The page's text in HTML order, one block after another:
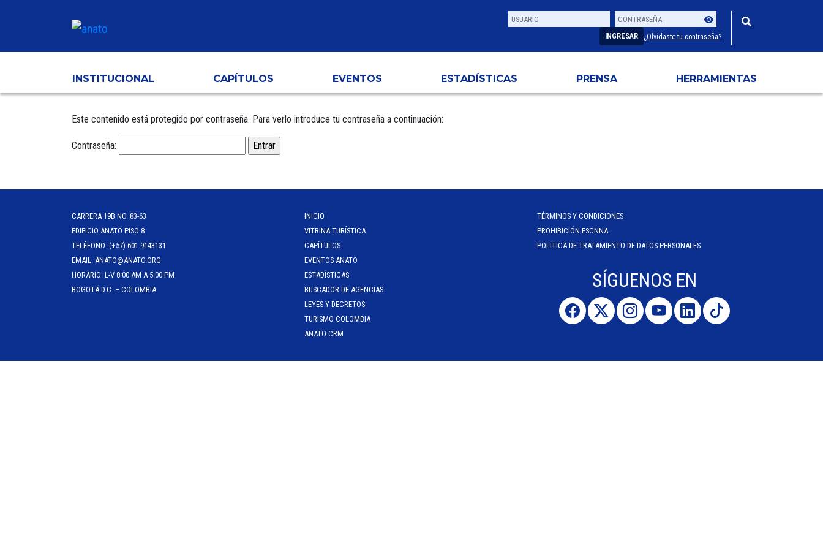
Usuario
Contraseña
INGRESAR ¿Olvidaste tu contraseña?
INSTITUCIONAL CAPÍTULOS EVENTOS ESTADÍSTICAS PRENSA HERRAMIENTAS
Este contenido está protegido por contraseña. Para verlo introduce tu contraseña a continuación:
Contraseña:
CARRERA 19B NO. 83-63
EDIFICIO ANATO PISO 8
TELÉFONO: (+57) 601 9143131
EMAIL: ANATO@ANATO.ORG
HORARIO: L-V 8:00 AM A 5:00 PM
BOGOTÁ D.C. – COLOMBIA
INICIO
VITRINA TURÍSTICA
CAPÍTULOS
EVENTOS ANATO
ESTADÍSTICAS
BUSCADOR DE AGENCIAS
LEYES Y DECRETOS
TURISMO COLOMBIA
ANATO CRM
TÉRMINOS Y CONDICIONES
PROHIBICIÓN ESCNNA
POLÍTICA DE TRATAMIENTO DE DATOS PERSONALES
SÍGUENOS EN